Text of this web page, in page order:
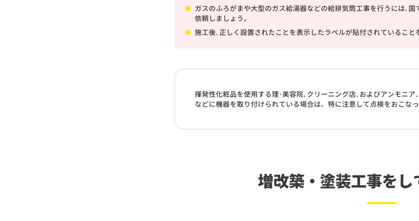
ガスのふろがまや大型のガス給湯器などの給排気筒工事を行うには､
依頼しましょう｡
施工後､正しく設置されたことを表示したラベルが貼付されていること
揮発性化粧品を使用する理･美容院､クリーニング店､およびアンモニ
などに機器を取り付けられている場合は、特に注意して点検をおこなっ
増改築・塗装工事を